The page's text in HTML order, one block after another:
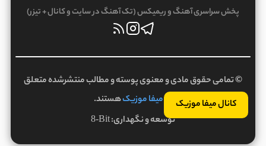
کانال میفا موزیک
پخش سراسری آهنگ و ریمیکس (تک آهنگ در سایت و کانال + تیزر)
© تمامی حقوق مادی و معنوی پوسته و مطالب منتشرشده متعلق
بهمیفا موزیکهستند.
توسعه و نگهداری:8-Bit